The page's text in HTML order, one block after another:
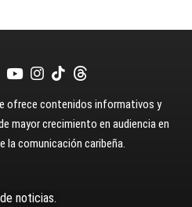
ofrece contenidos informativos y
mayor crecimiento en audiencia en
la comunicación caribeña.
noticias.